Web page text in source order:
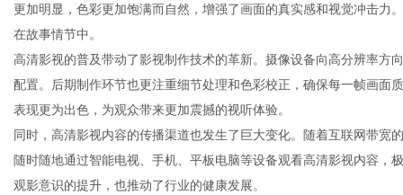
更加明显，色彩更加饱满而自然，增强了画面的真实感和视觉冲击力
在故事情节中。
高清影视的普及带动了影视制作技术的革新。摄像设备向高分辨率方
配置。后期制作环节也更注重细节处理和色彩校正，确保每一帧画面
表现更为出色，为观众带来更加震撼的视听体验。
同时，高清影视内容的传播渠道也发生了巨大变化。随着互联网带宽
随时随地通过智能电视、手机、平板电脑等设备观看高清影视内容，
观影意识的提升，也推动了行业的健康发展。